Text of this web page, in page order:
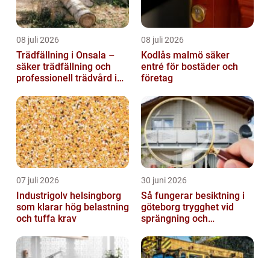
08 juli 2026
Trädfällning i Onsala –
säker trädfällning och
professionell trädvård i
08 juli 2026
Kodlås malmö säker
entré för bostäder och
företag
07 juli 2026
Industrigolv helsingborg
som klarar hög belastning
och tuffa krav
30 juni 2026
Så fungerar besiktning i
göteborg trygghet vid
sprängning och